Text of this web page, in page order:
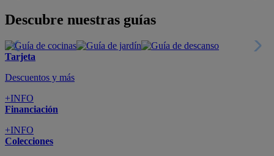
Descubre nuestras guías
Tarjeta
Descuentos y más
+INFO
Financiación
+INFO
Colecciones